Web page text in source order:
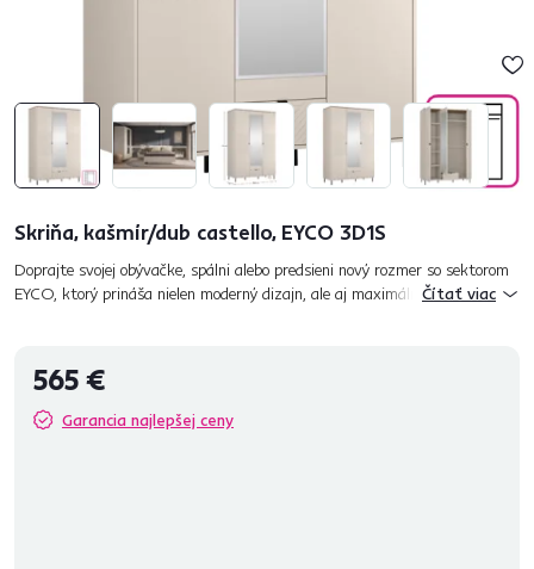
Skriňa, kašmír/dub castello, EYCO 3D1S
Doprajte svojej obývačke, spálni alebo predsieni nový rozmer so sektorom
EYCO, ktorý prináša nielen moderný dizajn, ale aj maximálnu flexibilitu.
Čítať viac
565 €
Garancia najlepšej ceny